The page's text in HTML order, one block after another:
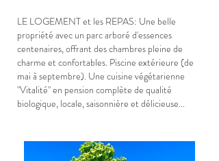
LE LOGEMENT et les REPAS: Une belle
propriété avec un parc arboré d'essences
centenaires, offrant des chambres pleine de
charme et confortables. Piscine extérieure (de
mai à septembre). Une cuisine végétarienne
"Vitalité" en pension complète de qualité
biologique, locale, saisonnière et délicieuse...